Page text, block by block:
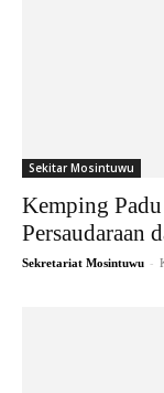
Sekitar Mosintuwu
Kemping
Persaudaraan
Sekretariat Mosintuwu -